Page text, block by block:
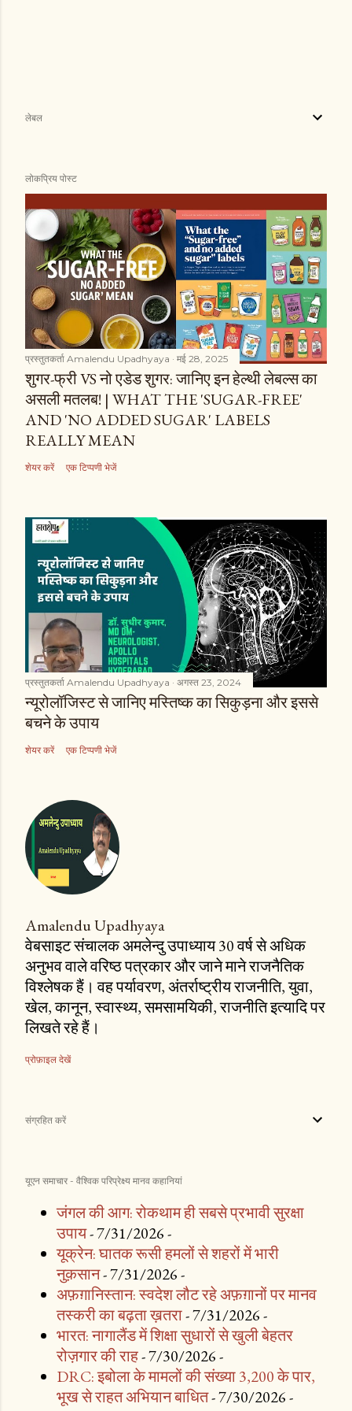
लेबल
लोकप्रिय पोस्ट
प्रस्तुतकर्ता Amalendu Upadhyaya मई 28, 2025
शुगर-फ्री VS नो एडेड शुगर: जानिए इन हेल्थी लेबल्स का
असली मतलब! | WHAT THE 'SUGAR-FREE'
AND 'NO ADDED SUGAR' LABELS
REALLY MEAN
शेयर करें एक टिप्पणी भेजें
प्रस्तुतकर्ता Amalendu Upadhyaya अगस्त 23, 2024
न्यूरोलॉजिस्ट से जानिए मस्तिष्क का सिकुड़ना और इससे
बचने के उपाय
शेयर करें एक टिप्पणी भेजें
Amalendu Upadhyaya
वेबसाइट संचालक अमलेन्दु उपाध्याय 30 वर्ष से अधिक
अनुभव वाले वरिष्ठ पत्रकार और जाने माने राजनैतिक
विश्लेषक हैं। वह पर्यावरण, अंतर्राष्ट्रीय राजनीति, युवा,
खेल, कानून, स्वास्थ्य, समसामयिकी, राजनीति इत्यादि पर
लिखते रहे हैं।
प्रोफ़ाइल देखें
संग्रहित करें
यूएन समाचार - वैश्विक परिप्रेक्ष्य मानव कहानियां
जंगल की आग: रोकथाम ही सबसे प्रभावी सुरक्षा
उपाय- 7/31/2026-
यूक्रेन: घातक रूसी हमलों से शहरों में भारी
नुक़सान- 7/31/2026-
अफ़ग़ानिस्तान: स्वदेश लौट रहे अफ़ग़ानों पर मानव
तस्करी का बढ़ता ख़तरा- 7/31/2026-
भारत: नागालैंड में शिक्षा सुधारों से खुली बेहतर
रोज़गार की राह- 7/30/2026-
DRC: इबोला के मामलों की संख्या 3,200 के पार,
भूख से राहत अभियान बाधित- 7/30/2026-